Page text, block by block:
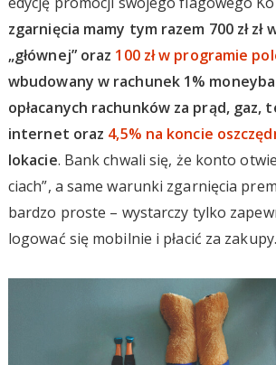
zgarnięcia mamy tym razem 700 zł zł
„głównej” oraz 100 zł w programie
wbudowany w rachunek 1%
opłacanych rachunków za prąd, gaz,
internet oraz 4,5% na koncie
lokacie. Bank chwali się, że konto
ciach”, a same warunki zgarnięcia
bardzo proste – wystarczy tylko
logować się mobilnie i płacić za zakupy.